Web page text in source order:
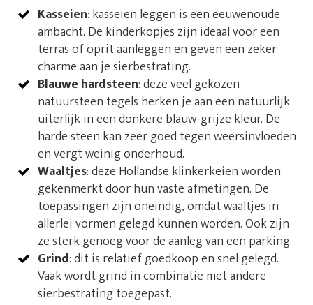
Kasseien: kasseien leggen is een eeuwenoude
ambacht. De kinderkopjes zijn ideaal voor een
terras of oprit aanleggen en geven een zeker
charme aan je sierbestrating.
Blauwe hardsteen: deze veel gekozen
natuursteen tegels herken je aan een natuurlijk
uiterlijk in een donkere blauw-grijze kleur. De
harde steen kan zeer goed tegen weersinvloeden
en vergt weinig onderhoud.
Waaltjes: deze Hollandse klinkerkeien worden
gekenmerkt door hun vaste afmetingen. De
toepassingen zijn oneindig, omdat waaltjes in
allerlei vormen gelegd kunnen worden. Ook zijn
ze sterk genoeg voor de aanleg van een parking.
Grind: dit is relatief goedkoop en snel gelegd.
Vaak wordt grind in combinatie met andere
sierbestrating toegepast.